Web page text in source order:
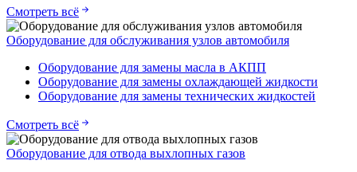
Смотреть всё
Оборудование для обслуживания узлов автомобиля
Оборудование для замены масла в АКПП
Оборудование для замены охлаждающей жидкости
Оборудование для замены технических жидкостей
Смотреть всё
Оборудование для отвода выхлопных газов